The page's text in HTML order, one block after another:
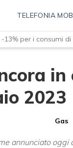
TELEFONIA
per i consumi
in
2023
Gas
annunciato oggi